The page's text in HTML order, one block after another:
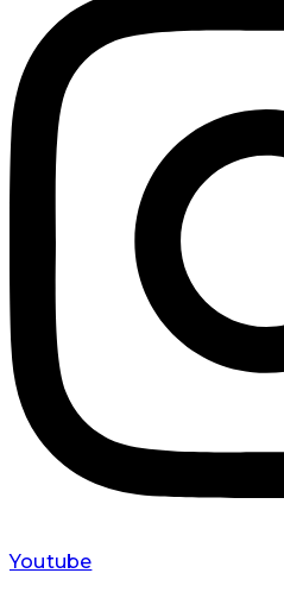
Youtube